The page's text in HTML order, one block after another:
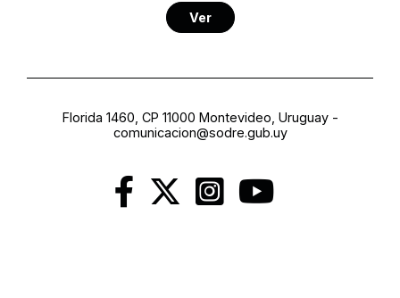
Ver
Florida 1460, CP 11000 Montevideo, Uruguay-
comunicacion@sodre.gub.uy